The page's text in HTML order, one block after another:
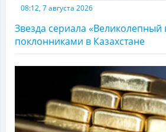
08:12, 7 августа 2026
Звезда сериала «Великолепный
поклонниками в Казахстане